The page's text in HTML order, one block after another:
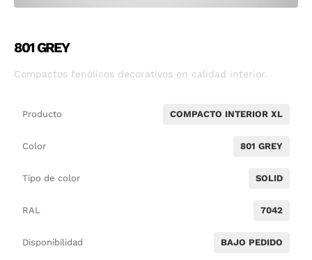
801 GREY
Compactos fenólicos decorativos en calidad interior.
Producto COMPACTO INTERIOR XL
Color 801 GREY
Tipo de color SOLID
RAL 7042
Disponibilidad BAJO PEDIDO